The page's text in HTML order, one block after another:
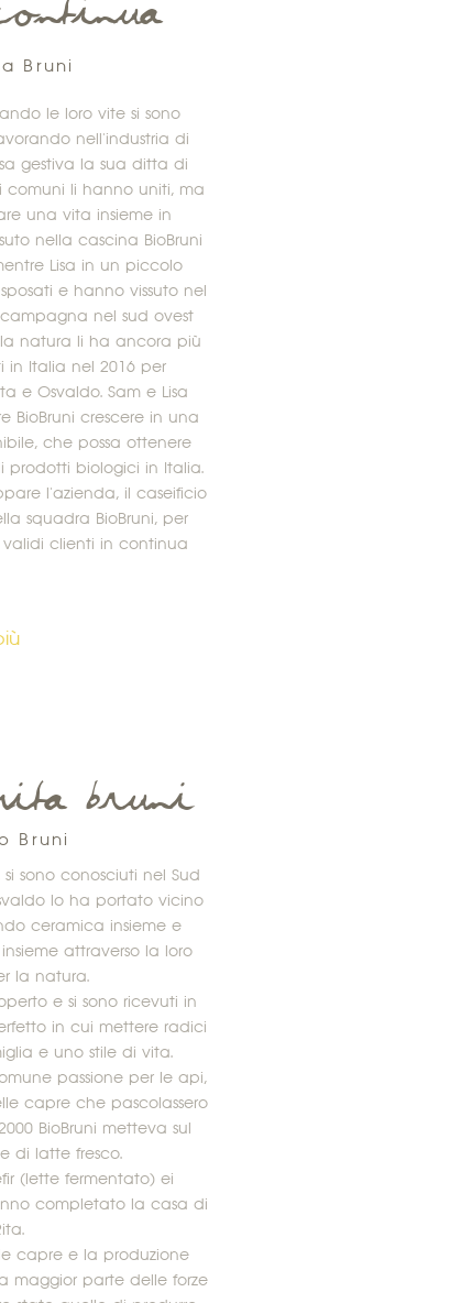
Bruni
le loro vite si sono
nell'industria di
gestiva la sua ditta di
comuni li hanno uniti, ma
una vita insieme in
nella cascina BioBruni
Lisa in un piccolo
e hanno vissuto nel
nel sud ovest
natura li ha ancora più
in Italia nel 2016 per
e Osvaldo. Sam e Lisa
BioBruni crescere in una
che possa ottenere
prodotti biologici in Italia.
l'azienda, il caseificio
squadra BioBruni, per
clienti in continua
Bruni
Bruni
sono conosciuti nel Sud
lo ha portato vicino
ceramica insieme e
attraverso la loro
la natura.
e si sono ricevuti in
in cui mettere radici
e uno stile di vita.
passione per le api,
capre che pascolassero
BioBruni metteva sul
di latte fresco.
(lette fermentato) ei
completato la casa di
capre e la produzione
maggior parte delle forze